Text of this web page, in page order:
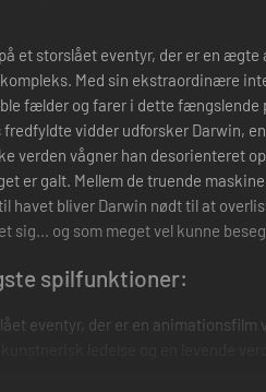
et storslået eventyr, der er en
Med sin ekstraordinære
fælder og farer i dette fængslende
fredfyldte vidder udforsker Darwin,
verden vågner han desorienteret
er galt. Mellem de truende
havet bliver Darwin nødt til at
sig... og som meget vel kunne
spilfunktioner:
eventyr, der er en animationsfilm